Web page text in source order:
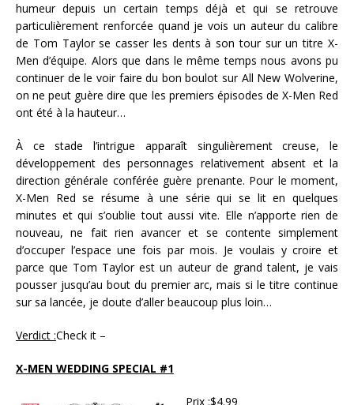
humeur depuis un certain temps déjà et qui se retrouve
particulièrement renforcée quand je vois un auteur du calibre
de Tom Taylor se casser les dents à son tour sur un titre X-
Men d’équipe. Alors que dans le même temps nous avons pu
continuer de le voir faire du bon boulot sur All New Wolverine,
on ne peut guère dire que les premiers épisodes de X-Men Red
ont été à la hauteur…
À ce stade l’intrigue apparaît singulièrement creuse, le
développement des personnages relativement absent et la
direction générale conférée guère prenante. Pour le moment,
X-Men Red se résume à une série qui se lit en quelques
minutes et qui s’oublie tout aussi vite. Elle n’apporte rien de
nouveau, ne fait rien avancer et se contente simplement
d’occuper l’espace une fois par mois. Je voulais y croire et
parce que Tom Taylor est un auteur de grand talent, je vais
pousser jusqu’au bout du premier arc, mais si le titre continue
sur sa lancée, je doute d’aller beaucoup plus loin…
Verdict :Check it –
X-MEN WEDDING SPECIAL #1
Prix :$4.99